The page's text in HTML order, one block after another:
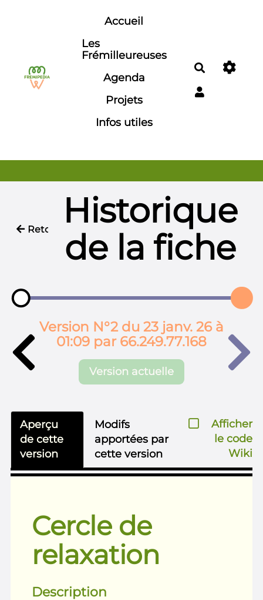
Aller au contenu principal
Accueil
Les
Frémilleureuses
Agenda
Projets
Infos utiles
Rechercher
Retour
Historique
de la fiche
Version N°2 du 23 janv. 26 à
01:09 par 66.249.77.168
Version actuelle
Aperçu
de cette
version
Modifs
apportées par
cette version
Afficher
le code
Wiki
Cercle de
relaxation
Description